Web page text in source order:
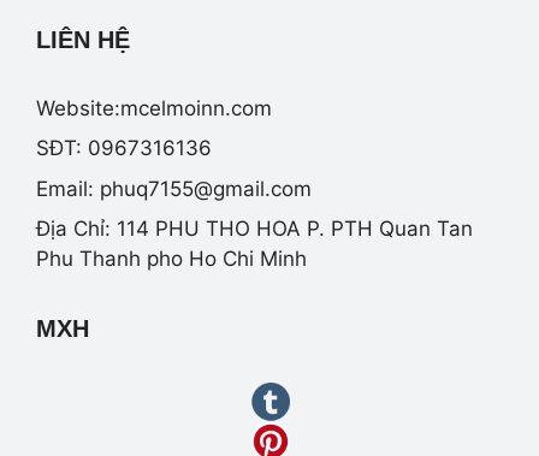
LIÊN HỆ
Website:mcelmoinn.com
SĐT: 0967316136
Email: phuq7155@gmail.com
Địa Chỉ: 114 PHU THO HOA P. PTH Quan Tan
Phu Thanh pho Ho Chi Minh
MXH